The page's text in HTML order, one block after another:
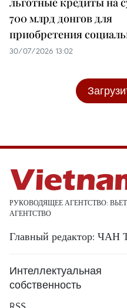
700 млрд донгов для
приобретения
30/07/2026 13:02
РУКОВОДЯЩЕЕ АГЕНТСТВО:
АГЕНТСТВО
Главный редактор:
Интеллектуальная
собственность